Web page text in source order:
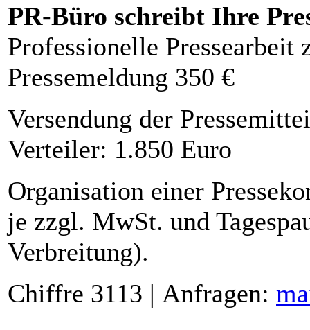
PR-Büro schreibt Ihre
Professionelle Pressearbeit
Pressemeldung 350 €
Versendung der
Verteiler: 1.850 Euro
Organisation einer
je zzgl. MwSt. und
Verbreitung).
Chiffre 3113 | Anfragen: